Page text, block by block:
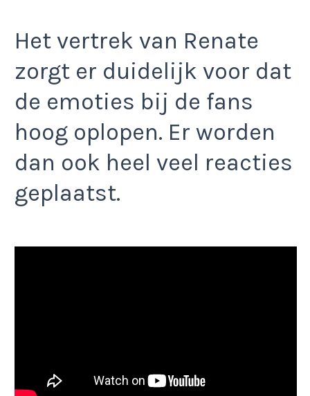
Het vertrek van Renate
zorgt er duidelijk voor dat
de emoties bij de fans
hoog oplopen. Er worden
dan ook heel veel reacties
geplaatst.